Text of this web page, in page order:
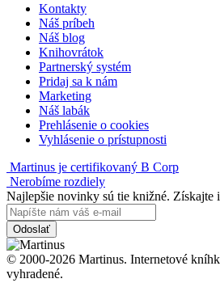
Kontakty
Náš príbeh
Náš blog
Knihovrátok
Partnerský systém
Pridaj sa k nám
Marketing
Náš labák
Prehlásenie o cookies
Vyhlásenie o prístupnosti
Martinus je certifikovaný B Corp
Nerobíme rozdiely
Najlepšie novinky sú tie knižné. Získajte
Odoslať
© 2000-2026 Martinus. Internetové
vyhradené.